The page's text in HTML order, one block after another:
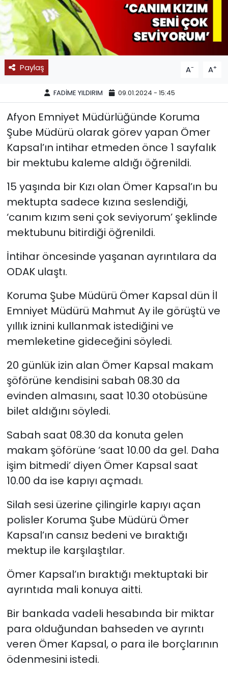
Paylaş A- A+
FADİME YILDIRIM 09.01.2024 - 15:45
Afyon Emniyet Müdürlüğünde Koruma
Şube Müdürü olarak görev yapan Ömer
Kapsal’ın intihar etmeden önce 1 sayfalık
bir mektubu kaleme aldığı öğrenildi.
15 yaşında bir Kızı olan Ömer Kapsal’ın bu
mektupta sadece kızına seslendiği,
‘canım kızım seni çok seviyorum’ şeklinde
mektubunu bitirdiği öğrenildi.
İntihar öncesinde yaşanan ayrıntılara da
ODAK ulaştı.
Koruma Şube Müdürü Ömer Kapsal dün İl
Emniyet Müdürü Mahmut Ay ile görüştü ve
yıllık iznini kullanmak istediğini ve
memleketine gideceğini söyledi.
20 günlük izin alan Ömer Kapsal makam
şöförüne kendisini sabah 08.30 da
evinden almasını, saat 10.30 otobüsüne
bilet aldığını söyledi.
Sabah saat 08.30 da konuta gelen
makam şöförüne ‘saat 10.00 da gel. Daha
işim bitmedi’ diyen Ömer Kapsal saat
10.00 da ise kapıyı açmadı.
Silah sesi üzerine çilingirle kapıyı açan
polisler Koruma Şube Müdürü Ömer
Kapsal’ın cansız bedeni ve bıraktığı
mektup ile karşılaştılar.
Ömer Kapsal’ın bıraktığı mektuptaki bir
ayrıntıda mali konuya aitti.
Bir bankada vadeli hesabında bir miktar
para olduğundan bahseden ve ayrıntı
veren Ömer Kapsal, o para ile borçlarının
ödenmesini istedi.